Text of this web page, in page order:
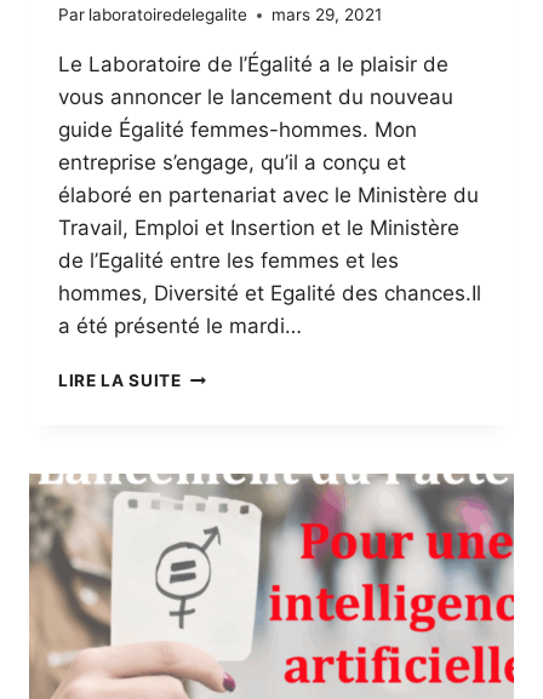
Par laboratoiredelegalite mars 29, 2021
Le Laboratoire de l’Égalité a le plaisir de
vous annoncer le lancement du nouveau
guide Égalité femmes-hommes. Mon
entreprise s’engage, qu’il a conçu et
élaboré en partenariat avec le Ministère du
Travail, Emploi et Insertion et le Ministère
de l’Egalité entre les femmes et les
hommes, Diversité et Egalité des chances.Il
a été présenté le mardi…
LIRE LA SUITEL’ÉGALITÉ
ENTREPRISE
S’ENGAGE